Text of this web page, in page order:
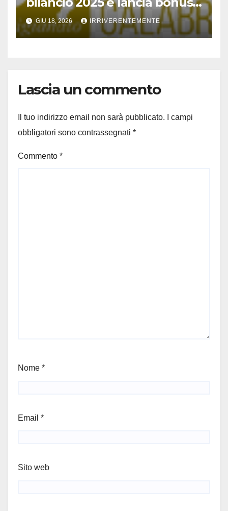
estate ’26
GIU 18, 2026 IRRIVERENTEMENTE
Lascia un commento
Il tuo indirizzo email non sarà pubblicato.
I campi
obbligatori sono contrassegnati *
Commento *
Nome *
Email *
Sito web